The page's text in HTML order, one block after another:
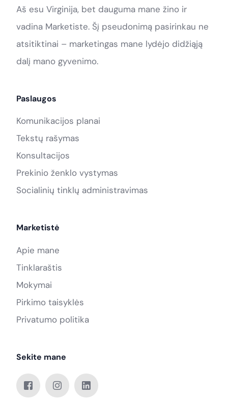
Aš esu Virginija, bet dauguma mane žino ir
vadina Marketiste. Šį pseudonimą pasirinkau ne
atsitiktinai – marketingas mane lydėjo didžiąją
dalį mano gyvenimo.
Paslaugos
Komunikacijos planai
Tekstų rašymas
Konsultacijos
Prekinio ženklo vystymas
Socialinių tinklų administravimas
Marketistė
Apie mane
Tinklaraštis
Mokymai
Pirkimo taisyklės
Privatumo politika
Sekite mane